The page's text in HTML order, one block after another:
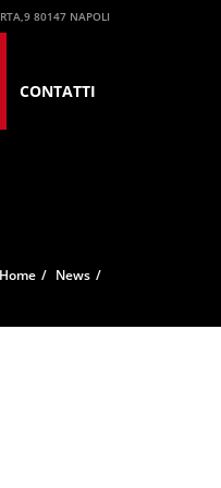
80147 NAPOLI
CONTATTI
Home News